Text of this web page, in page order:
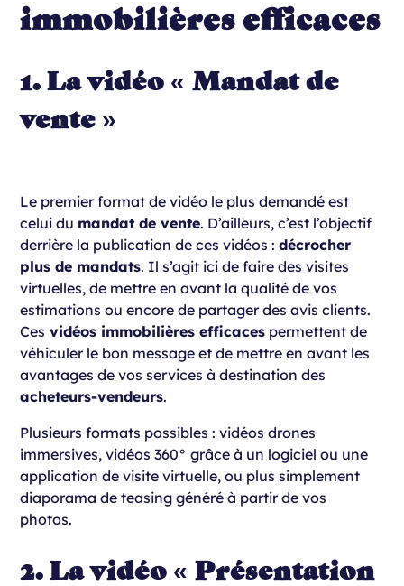
immobilières efficaces
1. La vidéo « Mandat de
vente »
Le premier format de vidéo le plus demandé est
celui du mandat de vente. D’ailleurs, c’est l’objectif
derrière la publication de ces vidéos :décrocher
plus de mandats. Il s’agit ici de faire des visites
virtuelles, de mettre en avant la qualité de vos
estimations ou encore de partager des avis clients.
Ces vidéos immobilières efficaces permettent de
véhiculer le bon message et de mettre en avant les
avantages de vos services à destination des
acheteurs-vendeurs.
Plusieurs formats possibles : vidéos drones
immersives, vidéos 360° grâce à un logiciel ou une
application de visite virtuelle, ou plus simplement
diaporama de teasing généré à partir de vos
photos.
2. La vidéo « Présentation